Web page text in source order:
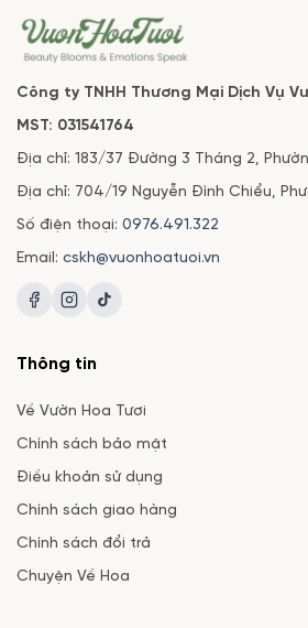
Công ty TNHH Thương Mại Dịch Vụ
MST: 031541764
Địa chỉ: 183/37 Đường 3 Tháng 2,
Địa chỉ: 704/19 Nguyễn Đình Chiểu,
Số điện thoại: 0976.491.322
Email: cskh@vuonhoatuoi.vn
Thông tin
Về Vườn Hoa Tươi
Chính sách bảo mật
Điều khoản sử dụng
Chính sách giao hàng
Chính sách đổi trả
Chuyện Về Hoa